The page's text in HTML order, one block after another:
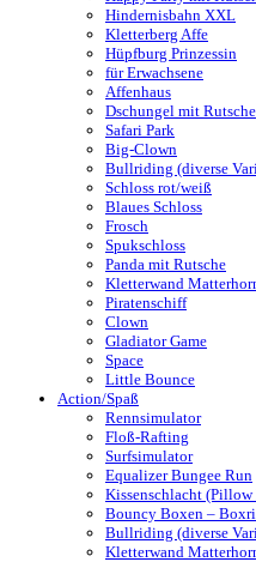
Hindernisbahn XXL
Kletterberg Affe
Hüpfburg Prinzessin
für Erwachsene
Affenhaus
Dschungel mit Rutsche
Safari Park
Big-Clown
Bullriding (diverse
Schloss rot/weiß
Blaues Schloss
Frosch
Spukschloss
Panda mit Rutsche
Kletterwand
Piratenschiff
Clown
Gladiator Game
Space
Little Bounce
Action/Spaß
Rennsimulator
Floß-Rafting
Surfsimulator
Equalizer Bungee Run
Kissenschlacht (Pillow
Bouncy Boxen –
Bullriding (diverse
Kletterwand